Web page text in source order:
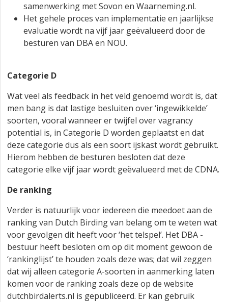
samenwerking met Sovon en Waarneming.nl.
Het gehele proces van implementatie en jaarlijkse
evaluatie wordt na vijf jaar geëvalueerd door de
besturen van DBA en NOU.
Categorie D
Wat veel als feedback in het veld genoemd wordt is, dat
men bang is dat lastige besluiten over ‘ingewikkelde’
soorten, vooral wanneer er twijfel over vagrancy
potential is, in Categorie D worden geplaatst en dat
deze categorie dus als een soort ijskast wordt gebruikt.
Hierom hebben de besturen besloten dat deze
categorie elke vijf jaar wordt geëvalueerd met de CDNA.
De ranking
Verder is natuurlijk voor iedereen die meedoet aan de
ranking van Dutch Birding van belang om te weten wat
voor gevolgen dit heeft voor ‘het telspel’. Het DBA -
bestuur heeft besloten om op dit moment gewoon de
‘rankinglijst’ te houden zoals deze was; dat wil zeggen
dat wij alleen categorie A-soorten in aanmerking laten
komen voor de ranking zoals deze op de website
dutchbirdalerts.nl is gepubliceerd. Er kan gebruik